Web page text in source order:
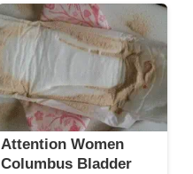
Attention Women
Columbus Bladder